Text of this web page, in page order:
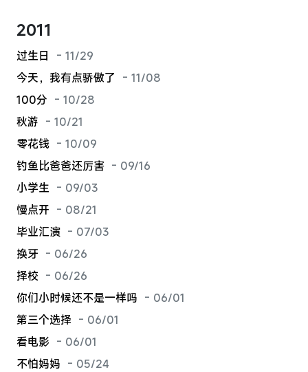
2011
过生日
- 11/29
今天，我有点骄傲了 - 11/08
100分 - 10/28
秋游 - 10/21
零花钱 - 10/09
钓鱼比爸爸还厉害 - 09/16
小学生 - 09/03
慢点开 - 08/21
毕业汇演 - 07/03
换牙 - 06/26
择校 - 06/26
你们小时候还不是一样吗 - 06/01
第三个选择 - 06/01
看电影 - 06/01
不怕妈妈 - 05/24